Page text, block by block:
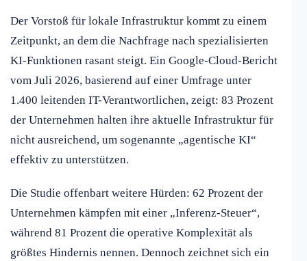
Der Vorstoß für lokale Infrastruktur kommt zu einem
Zeitpunkt, an dem die Nachfrage nach spezialisierten
KI-Funktionen rasant steigt. Ein Google-Cloud-Bericht
vom Juli 2026, basierend auf einer Umfrage unter
1.400 leitenden IT-Verantwortlichen, zeigt: 83 Prozent
der Unternehmen halten ihre aktuelle Infrastruktur für
nicht ausreichend, um sogenannte „agentische KI“
effektiv zu unterstützen.
Die Studie offenbart weitere Hürden: 62 Prozent der
Unternehmen kämpfen mit einer „Inferenz-Steuer“,
während 81 Prozent die operative Komplexität als
größtes Hindernis nennen. Dennoch zeichnet sich ein